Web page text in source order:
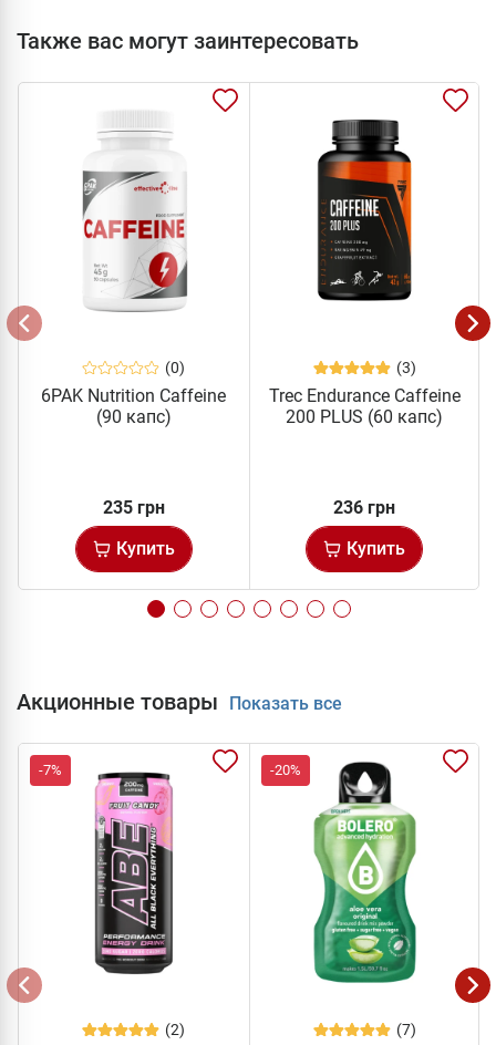
Также вас могут заинтересовать
(0)
6PAK Nutrition Caffeine
(90 капс)
235 грн
Купить
(3)
Trec Endurance Caffeine
200 PLUS (60 капс)
236 грн
Купить
Акционные товары Показать все
-7%
(2)
-20%
(7)